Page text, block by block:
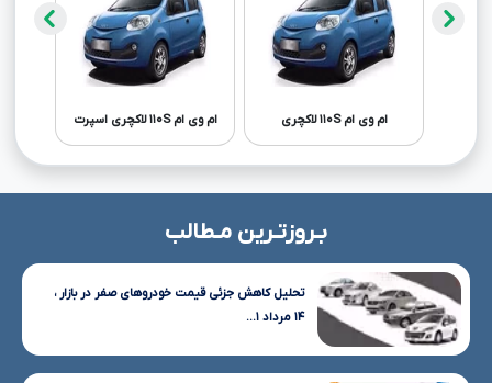
ام وی ام ۱۱۰S لاکچری ام وی ام ۱۱۰S لاکچری اسپرت
بـروزتـرین مـطالب
تحلیل کاهش جزئی قیمت خودروهای صفر در بازار ،
۱۴ مرداد ۱...